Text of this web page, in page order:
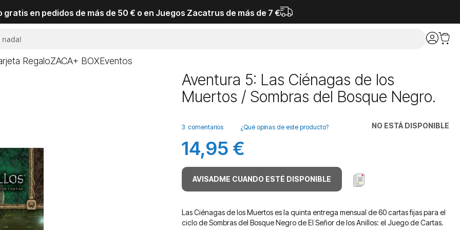
gratis en pedidos de más de 50 € o en Juegos Zacatrus de más de 7 €
RegaloZACA+ BOXEventos
Aventura 5: Las Ciénagas de los
Muertos / Sombras del Bosque Negro.
NO ESTÁ DISPONIBLE
3 comentarios ¿Qué opinas de este producto?
14,95 €
AVISADME CUANDO ESTÉ DISPONIBLE
Las Ciénagas de los Muertos es la quinta entrega mensual de 60 cartas fijas para el
ciclo de Sombras del Bosque Negro de El Señor de los Anillos: el Juego de Cartas.